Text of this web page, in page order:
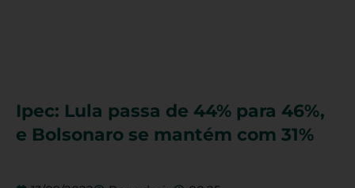
Ipec: Lula passa de 44% para 46%,
e Bolsonaro se mantém com 31%